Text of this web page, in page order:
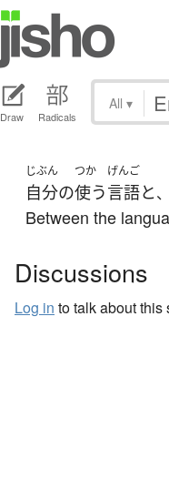
Draw Radicals
All ▾
じぶん
自分の
つか
使う
げんご
言語と、
Between the
Discussions
Log in to talk about this